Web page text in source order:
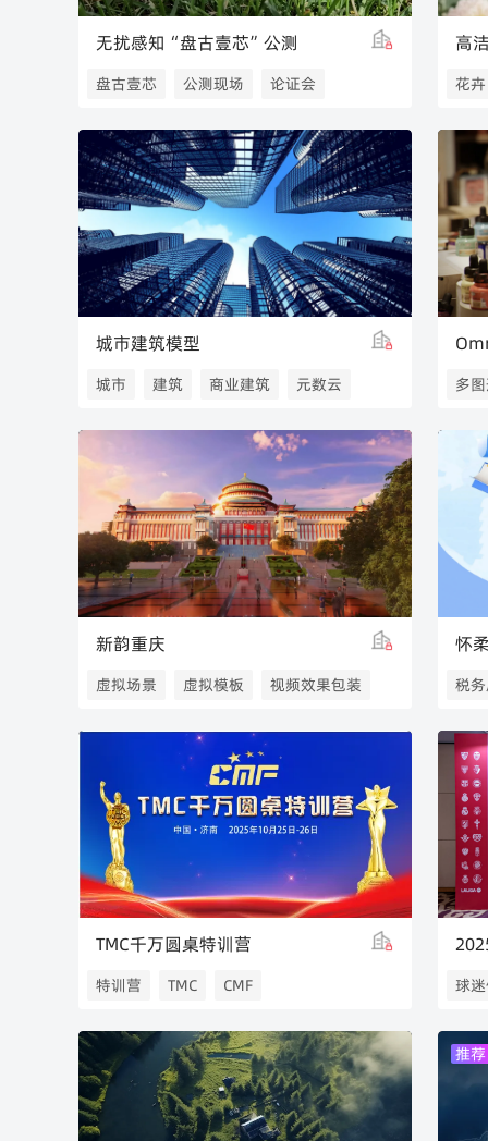
无扰感知“盘古壹芯”公测
盘古壹芯 公测现场 论证会
高
花卉
城市建筑模型
城市 建筑 商业建筑 元数云
多
新韵重庆
虚拟场景 虚拟模板 视频效果包装
怀
税
北
TMC千万圆桌特训营
特训营 TMC CMF 球
推荐